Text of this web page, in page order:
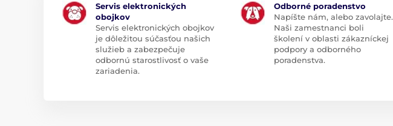
Servis elektronických
obojkov
Servis elektronických obojkov
je dôležitou súčasťou našich
služieb a zabezpečuje
odbornú starostlivosť o vaše
zariadenia.
Odborné poradenstvo
Napíšte nám, alebo zavolajte.
Naši zamestnanci boli
školení v oblasti zákazníckej
podpory a odborného
poradenstva.